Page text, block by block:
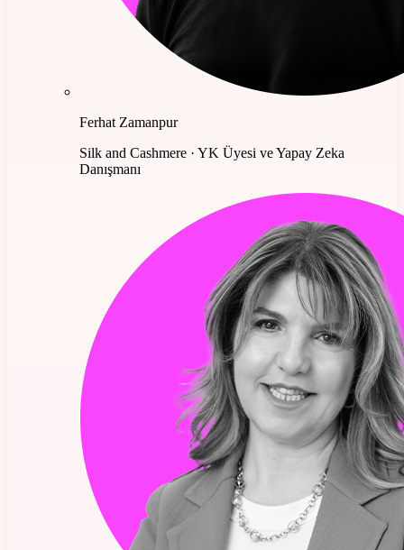
Ferhat Zamanpur
Silk and Cashmere · YK Üyesi ve Yapay Zeka
Danışmanı